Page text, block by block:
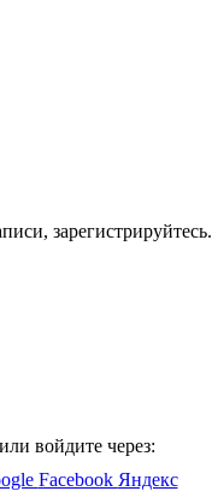
зарегистрируйтесь.
или войдите через:
Facebook Яндекс